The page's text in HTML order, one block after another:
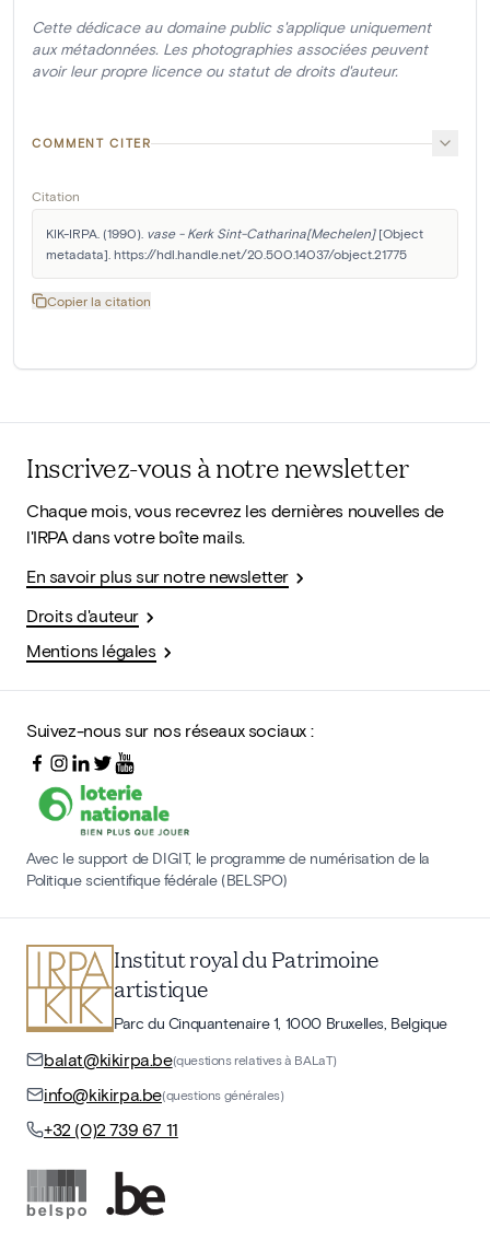
Cette dédicace au domaine public s'applique uniquement
aux métadonnées. Les photographies associées peuvent
avoir leur propre licence ou statut de droits d'auteur.
COMMENT CITER
Citation
KIK-IRPA. (1990). vase - Kerk Sint-Catharina[Mechelen] [Object
metadata]. https://hdl.handle.net/20.500.14037/object.21775
Copier la citation
Inscrivez-vous à notre newsletter
Chaque mois, vous recevrez les dernières nouvelles de
l'IRPA dans votre boîte mails.
En savoir plus sur notre newsletter
Droits d'auteur
Mentions légales
Suivez-nous sur nos réseaux sociaux :
Avec le support de DIGIT, le programme de numérisation de la
Politique scientifique fédérale (BELSPO)
Institut royal du Patrimoine
artistique
Parc du Cinquantenaire 1, 1000 Bruxelles, Belgique
balat@kikirpa.be(questions relatives à BALaT)
info@kikirpa.be(questions générales)
+32 (0)2 739 67 11